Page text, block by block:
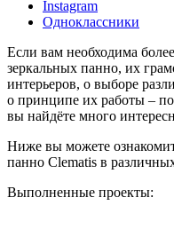
Instagram
Одноклассники
Если вам необходима
зеркальных панно, их
интерьеров, о выборе
о принципе их работы –
вы найдёте много
Ниже вы можете
панно Clematis в
Выполненные проекты: